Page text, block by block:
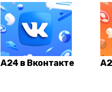
А24 в Вконтакте